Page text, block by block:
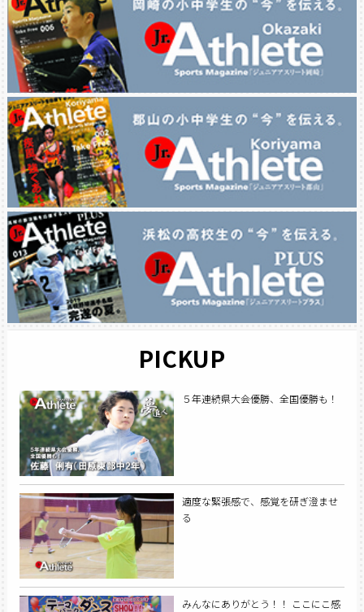
PICKUP
５年連続県大会優勝、全国優勝も！
適度な緊張感で、感覚を研ぎ澄ませ
る
みんなにありがとう！！ ここにこ感